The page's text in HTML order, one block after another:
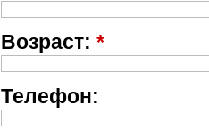
Возраст: *
Телефон: